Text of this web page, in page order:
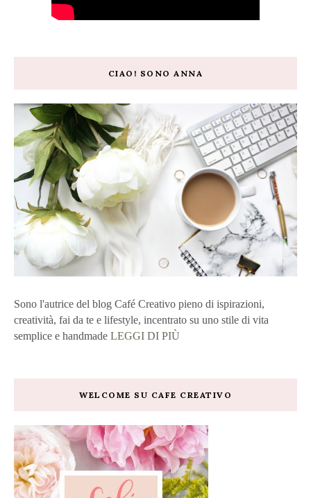
CIAO! SONO ANNA
Sono l'autrice del blog Café Creativo pieno di ispirazioni,
creatività, fai da te e lifestyle, incentrato su uno stile di vita
semplice e handmade LEGGI DI PIÙ
WELCOME SU CAFE CREATIVO